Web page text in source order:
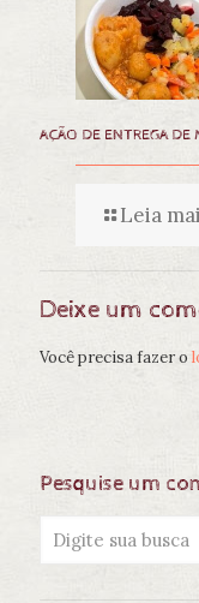
AÇÃO DE ENTREGA
Leia
Deixe um
Você precisa fazer o
Pesquise um